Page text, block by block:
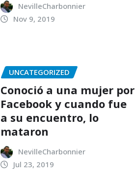
NevilleCharbonnier
Nov 9, 2019
UNCATEGORIZED
Conoció a una mujer por
Facebook y cuando fue
a su encuentro, lo
mataron
NevilleCharbonnier
Jul 23, 2019